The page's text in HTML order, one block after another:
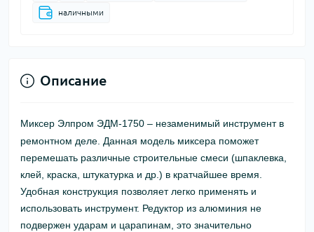
наличными
Описание
Миксер Элпром ЭДМ-1750 – незаменимый инструмент в
ремонтном деле. Данная модель миксера поможет
перемешать различные строительные смеси (шпаклевка,
клей, краска, штукатурка и др.) в кратчайшее время.
Удобная конструкция позволяет легко применять и
использовать инструмент. Редуктор из алюминия не
подвержен ударам и царапинам, это значительно